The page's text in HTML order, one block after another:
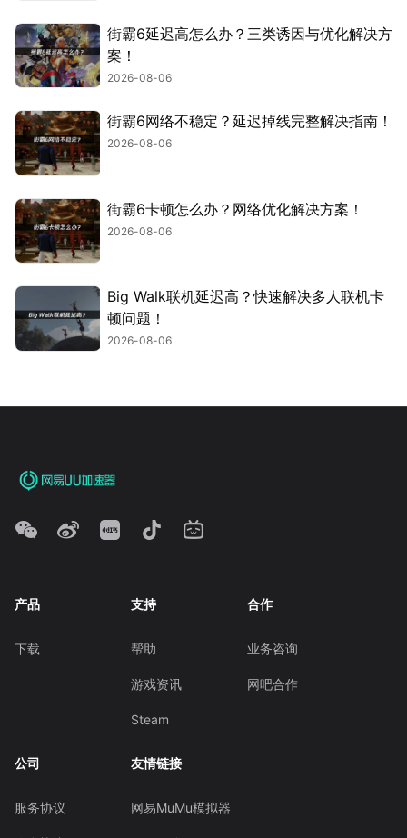
街霸6延迟高怎么办？三类诱因与优化解决方
案！
2026-08-06
街霸6网络不稳定？延迟掉线完整解决指南！
2026-08-06
街霸6卡顿怎么办？网络优化解决方案！
2026-08-06
Big Walk联机延迟高？快速解决多人联机卡
顿问题！
2026-08-06
产品
下载
支持
帮助
游戏资讯
Steam
合作
业务咨询
网吧合作
公司
服务协议
友情链接
网易MuMu模拟器